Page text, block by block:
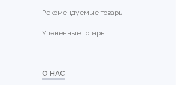
Рекомендуемые товары
Уцененные товары
О НАС